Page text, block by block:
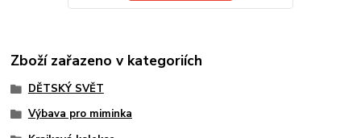
Zboží zařazeno v kategoriích
DĚTSKÝ SVĚT
Výbava pro miminka